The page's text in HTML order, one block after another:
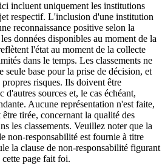
incluent uniquement les institutions
respectif. L'inclusion d'une institution
reconnaissance positive selon la
données disponibles au moment de la
l'état au moment de la collecte
dans le temps. Les classements ne
seule base pour la prise de décision, et
risques. Ils doivent être
d'autres sources et, le cas échéant,
Aucune représentation n'est faite,
tirée, concernant la qualité des
les classements. Veuillez noter que la
non-responsabilité est fournie à titre
la clause de non-responsabilité figurant
page fait foi.